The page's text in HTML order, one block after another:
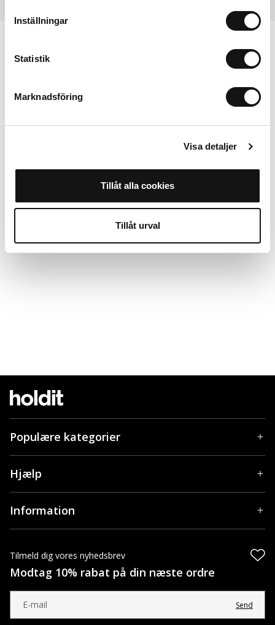
Inställningar
Statistik
Marknadsföring
Visa detaljer
Tillåt alla cookies
Tillåt urval
Populære kategorier
Hjælp
Information
Tilmeld dig vores nyhedsbrev
Modtag 10% rabat på din næste ordre
Send